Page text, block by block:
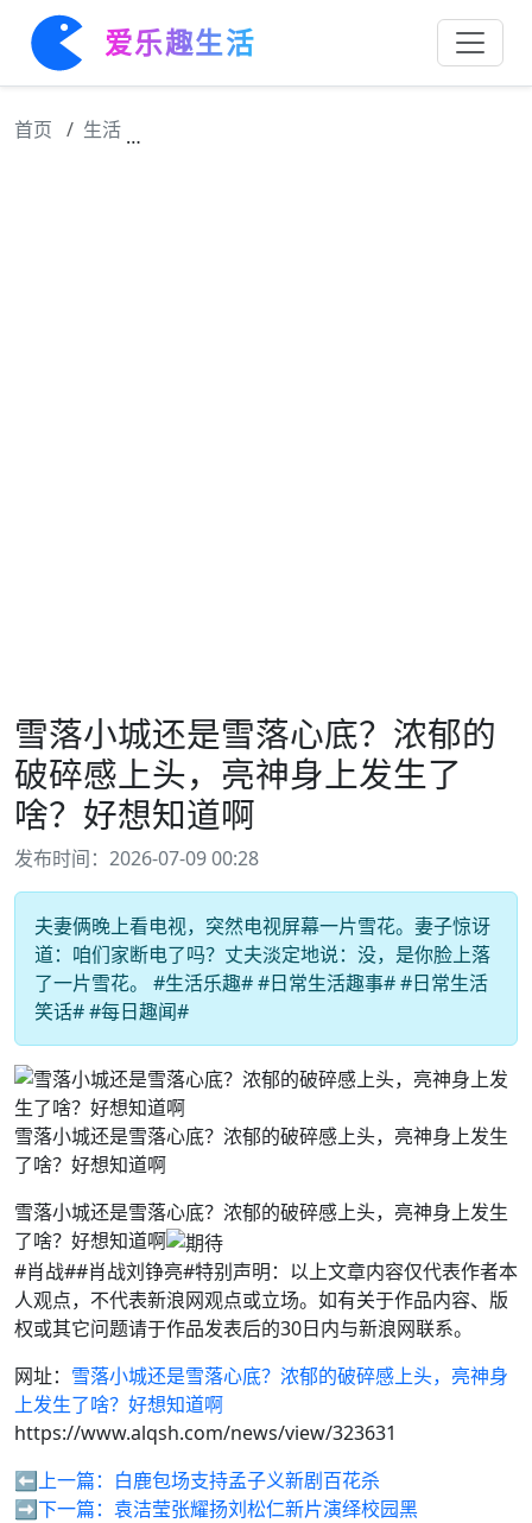
爱乐趣生活
首页 生活
雪落小城还是雪落心底？浓郁的
破碎感上头，亮神身上发生了
啥？好想知道啊
发布时间：2026-07-09 00:28
夫妻俩晚上看电视，突然电视屏幕一片雪花。妻子惊讶
道：咱们家断电了吗？丈夫淡定地说：没，是你脸上落
了一片雪花。 #生活乐趣# #日常生活趣事# #日常生活
笑话# #每日趣闻#
雪落小城还是雪落心底？浓郁的破碎感上头，亮神身上发生
了啥？好想知道啊
雪落小城还是雪落心底？浓郁的破碎感上头，亮神身上发生
了啥？好想知道啊
#肖战##肖战刘铮亮#特别声明：以上文章内容仅代表作者本
人观点，不代表新浪网观点或立场。如有关于作品内容、版
权或其它问题请于作品发表后的30日内与新浪网联系。
网址： 雪落小城还是雪落心底？浓郁的破碎感上头，亮神身
上发生了啥？好想知道啊
https://www.alqsh.com/news/view/323631
⬅️上一篇： 白鹿包场支持孟子义新剧百花杀
➡️下一篇： 袁洁莹张耀扬刘松仁新片演绎校园黑